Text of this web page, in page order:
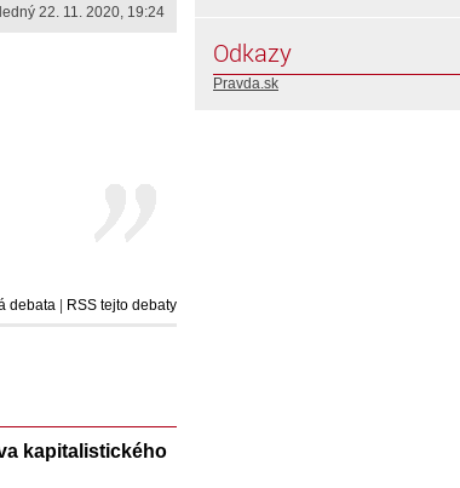
22. 11. 2020, 19:24
debata RSS tejto debaty
kapitalistického
Odkazy
Pravda.sk